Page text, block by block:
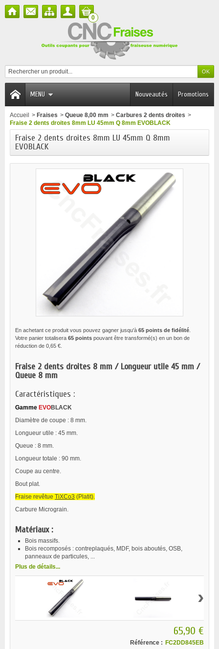
0
MENU Promotions
Nouveautés
Accueil > Fraises > Queue 8,00 mm > Carbures 2 dents droites >
Fraise 2 dents droites 8mm LU 45mm Q 8mm EVOBLACK
Fraise 2 dents droites 8mm LU 45mm Q 8mm
EVOBLACK
En achetant ce produit vous pouvez gagner jusqu'à 65 points de fidélité
Votre panier totalisera 65 points pouvant être transformé(s) en un bon de
réduction de 0,65 €
Fraise 2 dents droites 8 mm / Longueur utile 45 mm /
Queue 8 mm
Caractéristiques :
Gamme EVOBLACK
Diamètre de coupe : 8 mm.
Longueur utile : 45 mm.
Queue : 8 mm.
Longueur totale : 90 mm.
Coupe au centre.
Bout plat.
Fraise revêtue TiXCo3 (Platit).
Carbure Micrograin.
Matériaux :
Bois massifs.
Bois recomposés : contreplaqués, MDF, bois aboutés, OSB,
panneaux de particules, ...
Plus de détails...
›
65,90 €
Référence : FC2DD845EB